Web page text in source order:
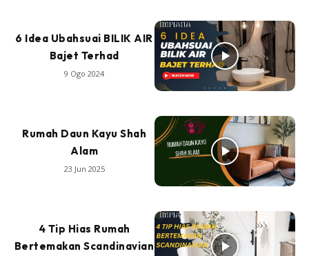
6 Idea Ubahsuai BILIK AIR
Bajet Terhad
9 Ogo 2024
Rumah Daun Kayu Shah
Alam
23 Jun 2025
4 Tip Hias Rumah
Bertemakan Scandinavian